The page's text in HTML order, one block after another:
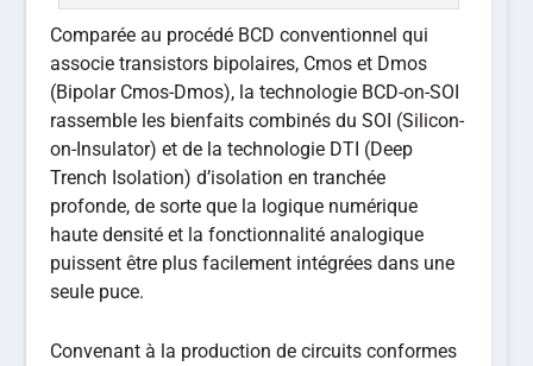
Comparée au procédé BCD conventionnel qui
associe transistors bipolaires, Cmos et Dmos
(Bipolar Cmos-Dmos), la technologie BCD-on-SOI
rassemble les bienfaits combinés du SOI (Silicon-
on-Insulator) et de la technologie DTI (Deep
Trench Isolation) d’isolation en tranchée
profonde, de sorte que la logique numérique
haute densité et la fonctionnalité analogique
puissent être plus facilement intégrées dans une
seule puce.
Convenant à la production de circuits conformes